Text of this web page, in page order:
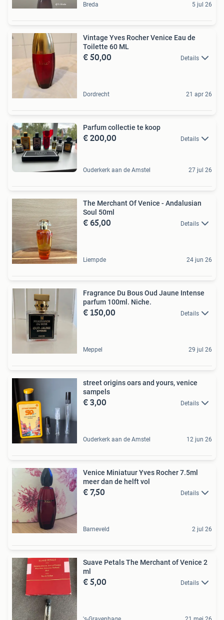
Breda 5 jul 26
Vintage Yves Rocher Venice Eau de
Toilette 60 ML
€ 50,00 Details
Dordrecht 21 apr 26
Parfum collectie te koop
€ 200,00 Details
Ouderkerk aan de Amstel 27 jul 26
The Merchant Of Venice - Andalusian
Soul 50ml
€ 65,00 Details
Liempde 24 jun 26
Fragrance Du Bous Oud Jaune Intense
parfum 100ml. Niche.
€ 150,00 Details
Meppel 29 jul 26
street origins oars and yours, venice
sampels
€ 3,00 Details
Ouderkerk aan de Amstel 12 jun 26
Venice Miniatuur Yves Rocher 7.5ml
meer dan de helft vol
€ 7,50 Details
Barneveld 2 jul 26
Suave Petals The Merchant of Venice 2
ml
€ 5,00 Details